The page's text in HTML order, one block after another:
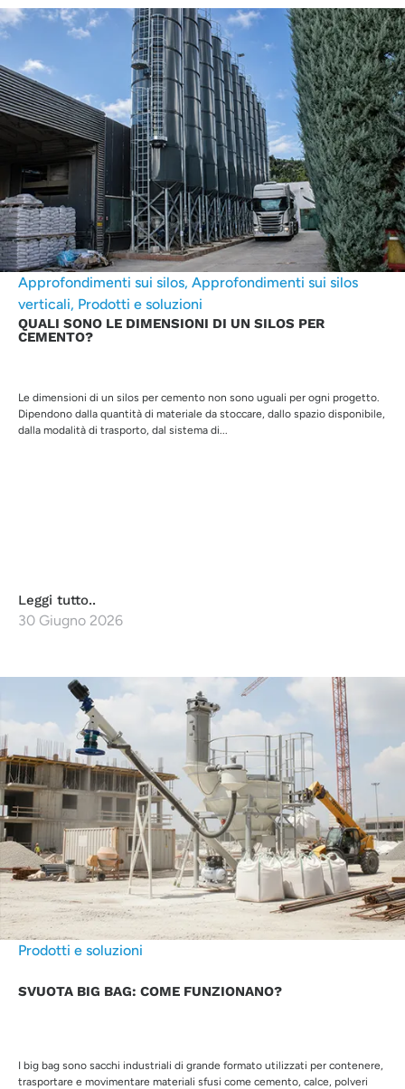
Approfondimenti sui silos, Approfondimenti sui silos
verticali, Prodotti e soluzioni
QUALI SONO LE DIMENSIONI DI UN SILOS PER
CEMENTO?
Le dimensioni di un silos per cemento non sono uguali per ogni progetto.
Dipendono dalla quantità di materiale da stoccare, dallo spazio disponibile,
dalla modalità di trasporto, dal sistema di...
Leggi tutto..
30 Giugno 2026
Prodotti e soluzioni
SVUOTA BIG BAG: COME FUNZIONANO?
I big bag sono sacchi industriali di grande formato utilizzati per contenere,
trasportare e movimentare materiali sfusi come cemento, calce, polveri